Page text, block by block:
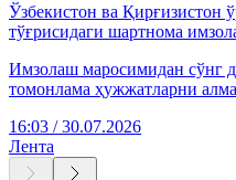
Ўзбекистон ва Қирғизистон
тўғрисидаги шартнома
Имзолаш маросимидан сўнг
томонлама ҳужжатларни
16:03 / 30.07.2026
Лента